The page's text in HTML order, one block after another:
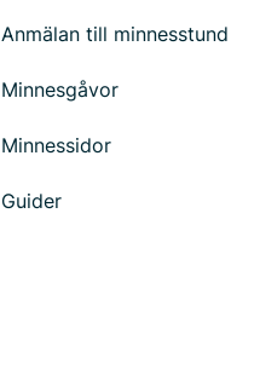
Anmälan till minnesstund
Minnesgåvor
Minnessidor
Guider